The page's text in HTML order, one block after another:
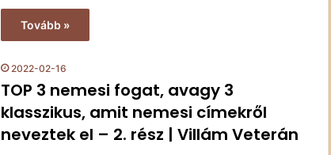
Tovább »
2022-02-16
TOP 3 nemesi fogat, avagy 3
klasszikus, amit nemesi címekről
neveztek el – 2. rész | Villám Veterán